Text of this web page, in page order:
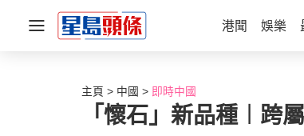
港聞 娛樂
主頁 中國 即時中國
「懷石」新品種︱跨